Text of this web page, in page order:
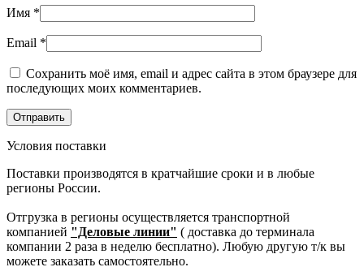
Имя *
Email *
Сохранить моё имя, email и адрес сайта в этом браузере для
последующих моих комментариев.
Условия поставки
Поставки производятся в кратчайшие сроки и в любые
регионы России.
Отгрузка в регионы осуществляется транспортной
компанией "Деловые линии" ( доставка до терминала
компании 2 раза в неделю бесплатно). Любую другую т/к вы
можете заказать самостоятельно.